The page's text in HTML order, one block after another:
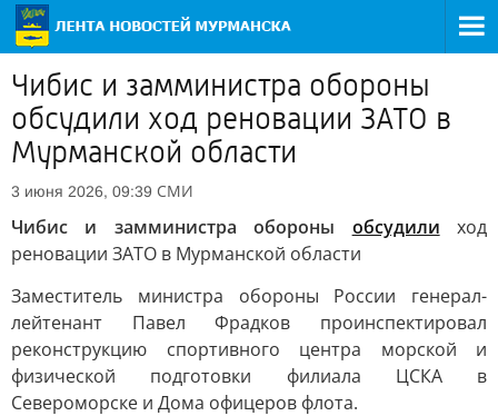
Чибис и замминистра обороны
обсудили ход реновации ЗАТО в
Мурманской области
3 июня 2026, 09:39 СМИ
Чибис и замминистра обороны обсудили ход
реновации ЗАТО в Мурманской области
Заместитель министра обороны России генерал-
лейтенант Павел Фрадков проинспектировал
реконструкцию спортивного центра морской и
физической подготовки филиала ЦСКА в
Североморске и Дома офицеров флота.